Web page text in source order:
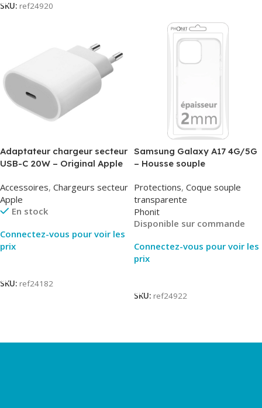
SKU: ref24920
Adaptateur chargeur secteur
USB-C 20W – Original Apple
Accessoires, Chargeurs secteur
Apple
En stock
Connectez-vous pour voir les
prix
SKU: ref24182
Samsung Galaxy A17 4G/5G
– Housse souple
Protections, Coque souple
transparente
Phonit
Disponible sur commande
Connectez-vous pour voir les
prix
SKU: ref24922